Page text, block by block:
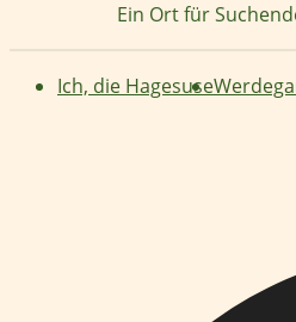
Ein Ort für
Ich, die Hagesuse